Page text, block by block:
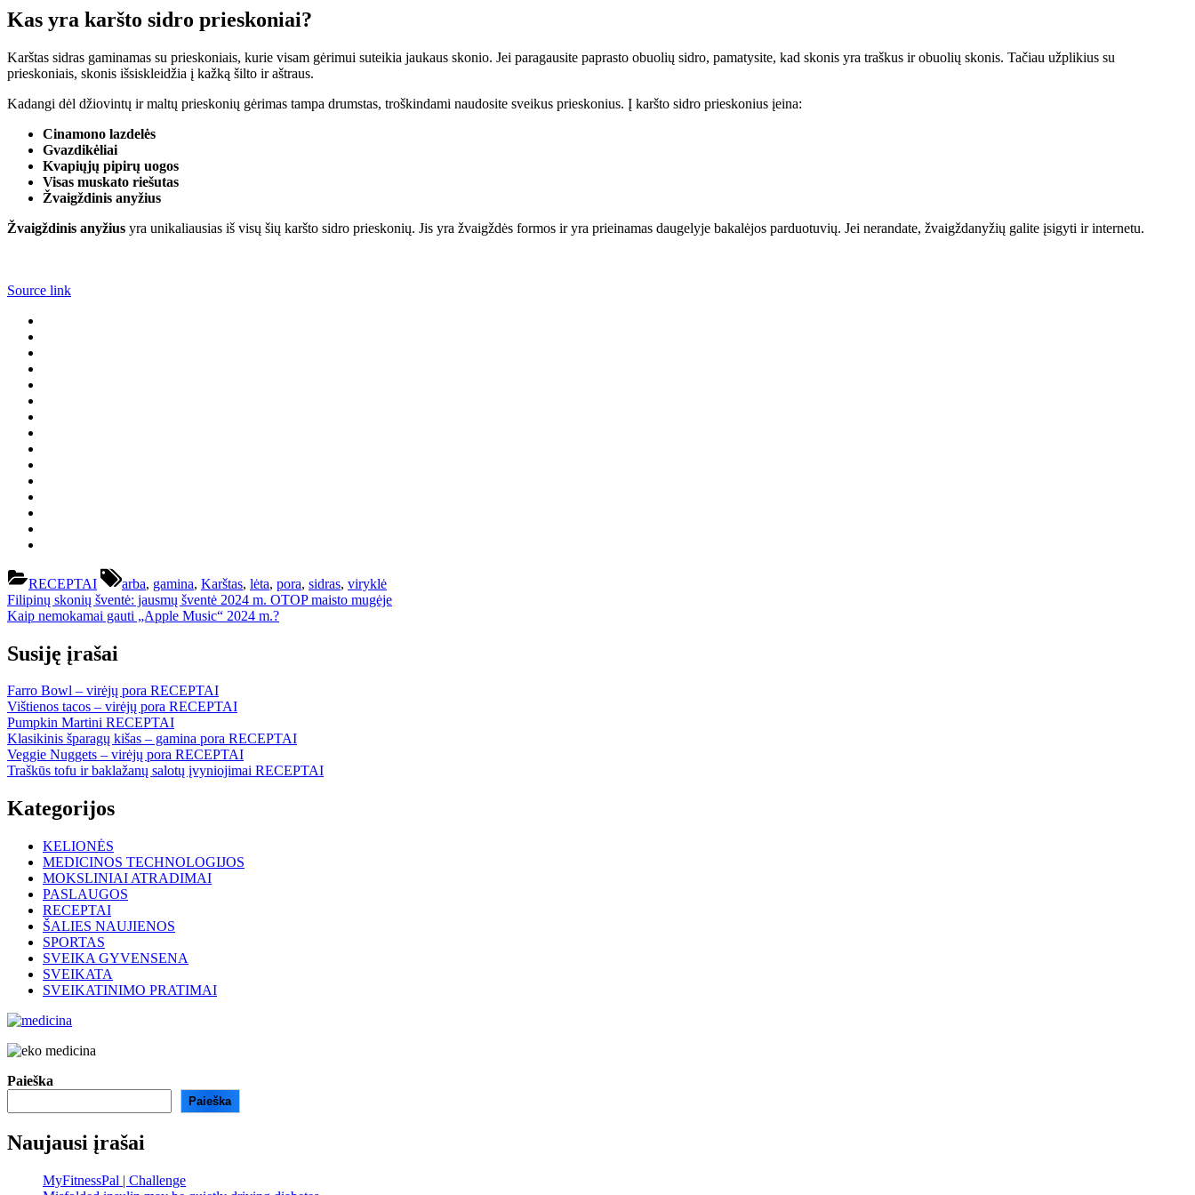
Kas yra karšto sidro prieskoniai?
Karštas sidras gaminamas su prieskoniais, kurie visam gėrimui suteikia jaukaus skonio. Jei paragausite paprasto obuolių sidro, pamatysite, kad skonis yra traškus ir obuolių skonis. Tačiau užplikius su
prieskoniais, skonis išsiskleidžia į kažką šilto ir aštraus.
Kadangi dėl džiovintų ir maltų prieskonių gėrimas tampa drumstas, troškindami naudosite sveikus prieskonius. Į karšto sidro prieskonius įeina:
Cinamono lazdelės
Gvazdikėliai
Kvapiųjų pipirų uogos
Visas muskato riešutas
Žvaigždinis anyžius
Žvaigždinis anyžius yra unikaliausias iš visų šių karšto sidro prieskonių. Jis yra žvaigždės formos ir yra prieinamas daugelyje bakalėjos parduotuvių. Jei nerandate, žvaigždanyžių galite įsigyti ir internetu.
Source link
RECEPTAI
Tags:
arba, gamina, Karštas, lėta, pora, sidras, viryklė
Navigacija
tarp
įrašų
Previous
Post:
Filipinų skonių šventė: jausmų šventė 2024 m. OTOP maisto mugėje
Next
Kaip nemokamai gauti „Apple Music“ 2024 m.?
Susiję įrašai
Farro Bowl – virėjų pora RECEPTAI
Vištienos tacos – virėjų pora RECEPTAI
Pumpkin Martini RECEPTAI
Klasikinis šparagų kišas – gamina pora RECEPTAI
Veggie Nuggets – virėjų pora RECEPTAI
Traškūs tofu ir baklažanų salotų įvyniojimai RECEPTAI
Kategorijos
KELIONĖS
MEDICINOS TECHNOLOGIJOS
MOKSLINIAI ATRADIMAI
PASLAUGOS
RECEPTAI
ŠALIES NAUJIENOS
SPORTAS
SVEIKA GYVENSENA
SVEIKATA
SVEIKATINIMO PRATIMAI
Paieška
Paieška
Naujausi įrašai
MyFitnessPal | Challenge